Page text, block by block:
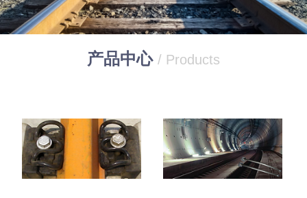
产品中心 / Products